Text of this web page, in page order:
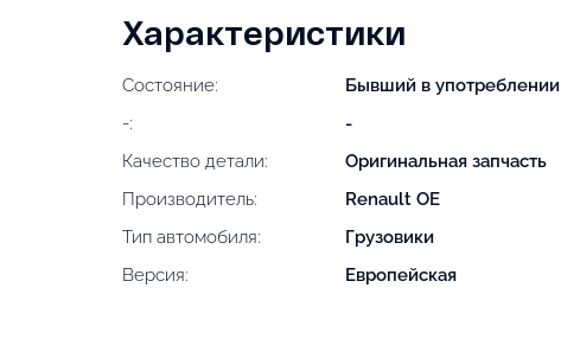
Характеристики
Состояние:
Бывший в употреблении
-:
-
Качество детали:
Оригинальная запчасть
Производитель:
Renault OE
Тип автомобиля:
Грузовики
Версия:
Европейская